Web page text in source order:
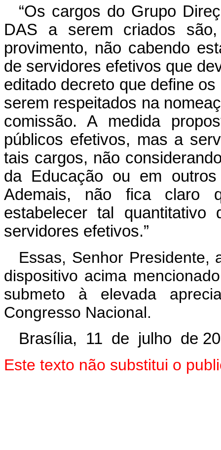
“Os cargos do Grupo
DAS a serem criados
provimento, não cabendo
de servidores efetivos que
editado decreto que define
serem respeitados na
comissão. A medida
públicos efetivos, mas a
tais cargos, não
da Educação ou em
Ademais, não fica claro
estabelecer tal
servidores efetivos.”
Essas, Senhor
dispositivo acima
submeto à elevada
Congresso Nacional.
Brasília, 11 de julho de
Este texto não substitui o